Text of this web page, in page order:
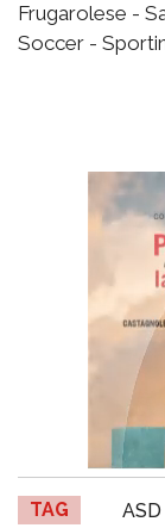
Frugarolese -
Soccer -
TAG